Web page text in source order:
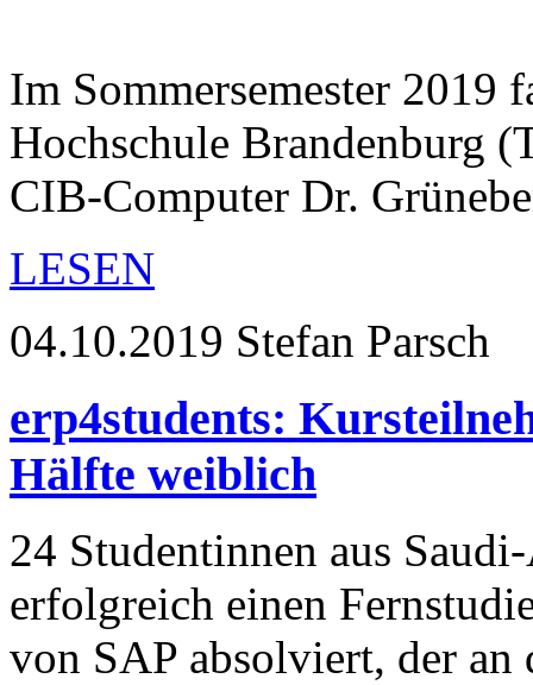
Im Sommersemester 2019
Hochschule Brandenburg
CIB-Computer Dr.
LESEN
04.10.2019 Stefan Parsch
erp4students:
Hälfte weiblich
24 Studentinnen aus
erfolgreich einen
von SAP absolviert, der